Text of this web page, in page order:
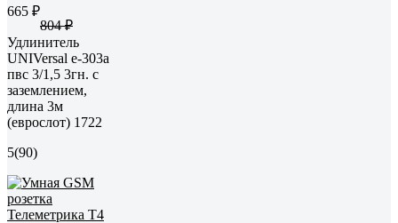
665 ₽
804 ₽
Удлинитель
UNIVersal е-303а
пвс 3/1,5 3гн. с
заземлением,
длина 3м
(еврослот) 1722
5(90)